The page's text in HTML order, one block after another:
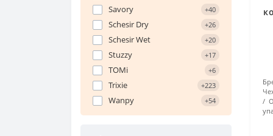
Savory +40
Schesir Dry +26
Schesir Wet +20
Stuzzy +17
TOMi +6
Trixie +223
Wanpy +54